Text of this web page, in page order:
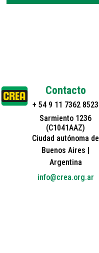
Contacto
+ 54 9 11 7362 8523
Sarmiento 1236
(C1041AAZ)
Ciudad autónoma de
Buenos Aires |
Argentina
info@crea.org.ar